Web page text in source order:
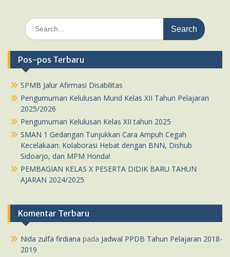
Search
for:
Pos-pos Terbaru
SPMB Jalur Afirmasi Disabilitas
Pengumuman Kelulusan Murid Kelas XII Tahun Pelajaran
2025/2026
Pengumuman Kelulusan Kelas XII tahun 2025
SMAN 1 Gedangan Tunjukkan Cara Ampuh Cegah
Kecelakaan: Kolaborasi Hebat dengan BNN, Dishub
Sidoarjo, dan MPM Honda!
PEMBAGIAN KELAS X PESERTA DIDIK BARU TAHUN
AJARAN 2024/2025
Komentar Terbaru
Nida zulfa firdiana pada Jadwal PPDB Tahun Pelajaran 2018-
2019